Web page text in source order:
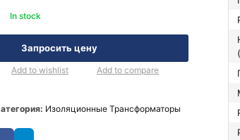
In stock
Запросить цену
Add to wishlist Add to compare
Изоляционные Трансформаторы